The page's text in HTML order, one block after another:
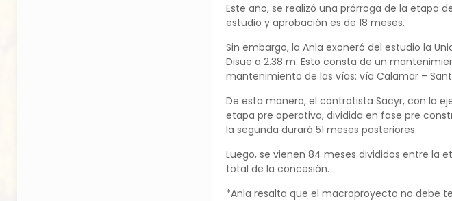
Este año, se realizó una prórroga de la etapa
estudio y aprobación es de 18 meses.
Sin embargo, la Anla exoneró del estudio la
Disue a 2.38 m. Esto consta de un
mantenimiento de las vías: vía Calamar –
De esta manera, el contratista Sacyr, con la
etapa pre operativa, dividida en fase pre
la segunda durará 51 meses posteriores.
Luego, se vienen 84 meses divididos entre la
total de la concesión.
*Anla resalta que el macroproyecto no debe